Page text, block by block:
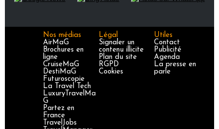
Nos médias
AirMaG
Brochures en
ligne
CruiseMaG
DestiMaG
Futuroscopie
La Travel Tech
LuxuryTravelMa
G
Partez en
France
TravelJobs
Légal
Signaler un
contenu illicite
Plan du site
RGPD
Cookies
Utiles
Contact
Publicité
Agenda
La presse en
parle